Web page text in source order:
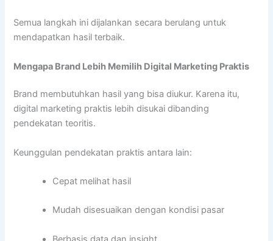
Semua langkah ini dijalankan secara berulang untuk
mendapatkan hasil terbaik.
Mengapa Brand Lebih Memilih Digital Marketing Praktis
Brand membutuhkan hasil yang bisa diukur. Karena itu,
digital marketing praktis lebih disukai dibanding
pendekatan teoritis.
Keunggulan pendekatan praktis antara lain:
Cepat melihat hasil
Mudah disesuaikan dengan kondisi pasar